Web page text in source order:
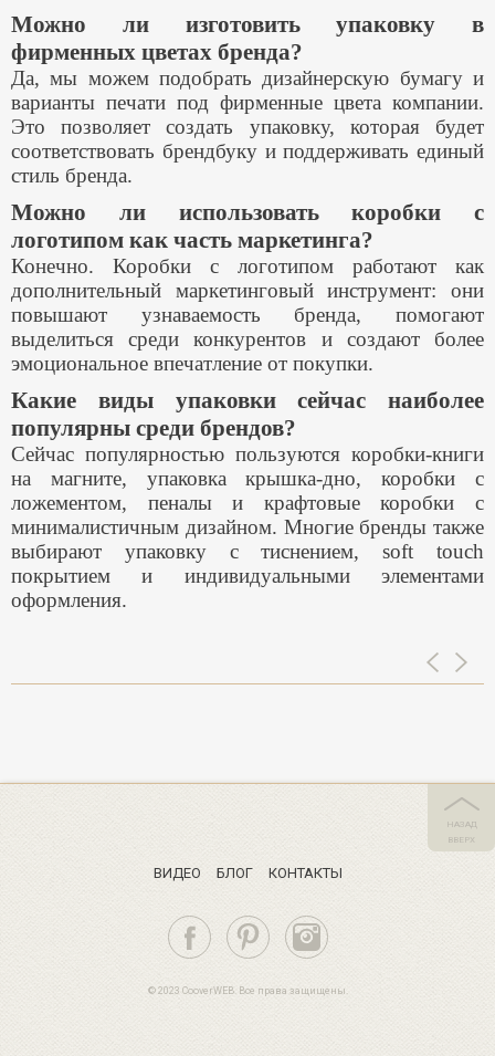
Можно ли изготовить упаковку в
фирменных цветах бренда?
Да, мы можем подобрать дизайнерскую бумагу и
варианты печати под фирменные цвета компании.
Это позволяет создать упаковку, которая будет
соответствовать брендбуку и поддерживать единый
стиль бренда.
Можно ли использовать коробки с
логотипом как часть маркетинга?
Конечно. Коробки с логотипом работают как
дополнительный маркетинговый инструмент: они
повышают узнаваемость бренда, помогают
выделиться среди конкурентов и создают более
эмоциональное впечатление от покупки.
Какие виды упаковки сейчас наиболее
популярны среди брендов?
Сейчас популярностью пользуются коробки-книги
на магните, упаковка крышка-дно, коробки с
ложементом, пеналы и крафтовые коробки с
минималистичным дизайном. Многие бренды также
выбирают упаковку с тиснением, soft touch
покрытием и индивидуальными элементами
оформления.
НАЗАД
ВВЕРХ
ВИДЕО БЛОГ КОНТАКТЫ
© 2023 CooverWEB. Все права защищены.